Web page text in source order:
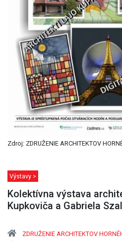
Zdroj: ZDRUŽENIE ARCHITEKTOV
Výstavy >
Kolektívna výstava
Kupkoviča a Gabriela
ZDRUŽENIE ARCHITEKTOV